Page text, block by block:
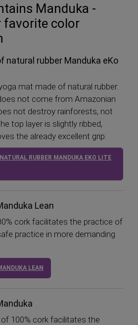
Manduka -
favorite color
natural rubber Manduka eKo
mat made of natural rubber.
not come from Amazonian
not destroy rainforests, not
top layer is slightly ribbed,
the already excellent grip.
RUBBER MANDUKA EKO LITE
Lean
cork facilitates the practice of
practice in more demanding
LEAN
100% cork facilitates the